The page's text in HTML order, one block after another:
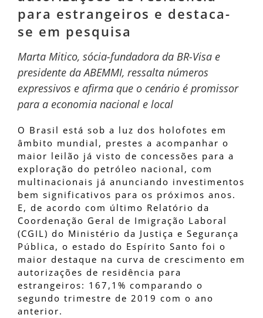
para estrangeiros e destaca-
se em pesquisa
Marta Mitico, sócia-fundadora da BR-Visa e
presidente da ABEMMI, ressalta números
expressivos e afirma que o cenário é promissor
para a economia nacional e local
O Brasil está sob a luz dos holofotes em
âmbito mundial, prestes a acompanhar o
maior leilão já visto de concessões para a
exploração do petróleo nacional, com
multinacionais já anunciando investimentos
bem significativos para os próximos anos.
E, de acordo com último Relatório da
Coordenação Geral de Imigração Laboral
(CGIL) do Ministério da Justiça e Segurança
Pública, o estado do Espírito Santo foi o
maior destaque na curva de crescimento em
autorizações de residência para
estrangeiros: 167,1% comparando o
segundo trimestre de 2019 com o ano
anterior.